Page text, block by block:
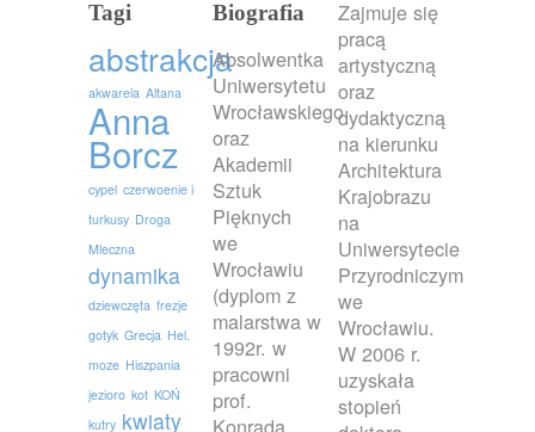
Tagi
abstrakcja
akwarela Altana
Anna
Borcz
cypel czerwoenie i
turkusy Droga
Mleczna
dynamika
dziewczęta frezje
gotyk Grecja Hel.
moze Hiszpania
jezioro kot KOŃ
kutry kwiaty
Biografia
Absolwentka
Uniwersytetu
Wrocławskiego
oraz
Akademii
Sztuk
Pięknych
we
Wrocławiu
(dyplom z
malarstwa w
1992r. w
pracowni
prof.
Konrada
Zajmuje się
pracą
artystyczną
oraz
dydaktyczną
na kierunku
Architektura
Krajobrazu
na
Uniwersytecie
Przyrodniczym
we
Wrocławiu.
W 2006 r.
uzyskała
stopień